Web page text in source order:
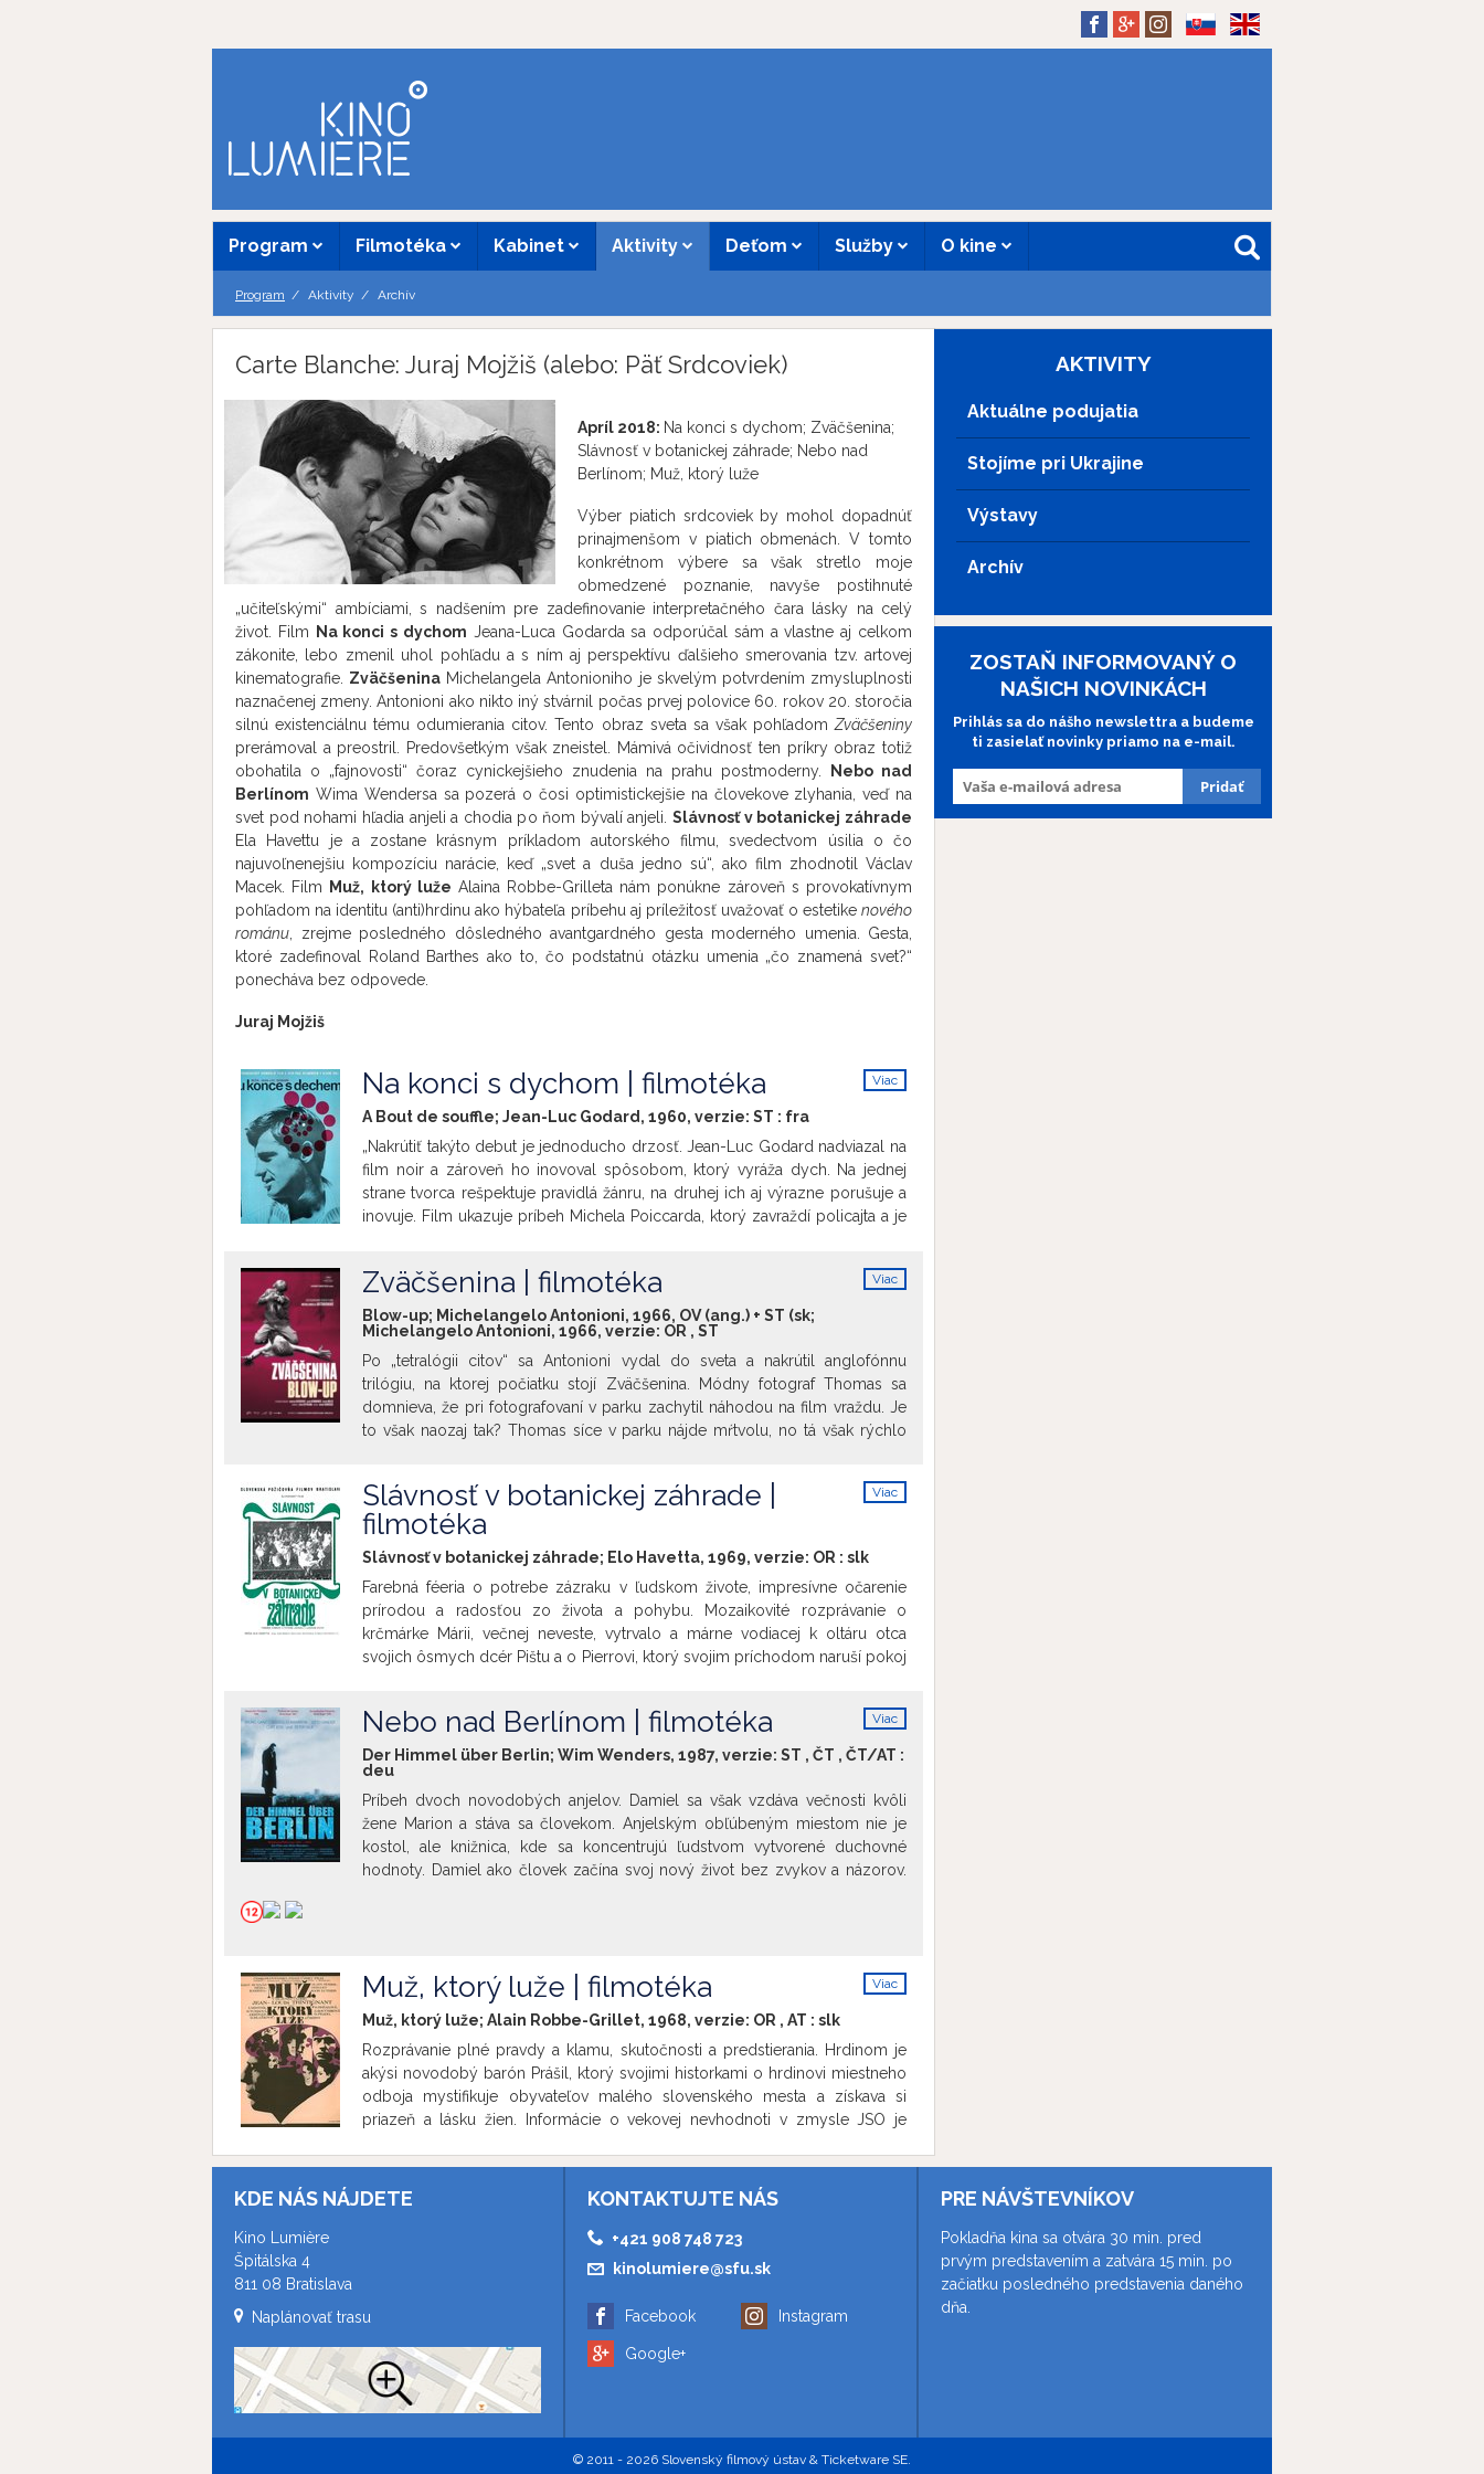
Program Filmotéka Kabinet Aktivity Deťom Služby O kine
Program Aktivity Archív
Carte Blanche: Juraj Mojžiš (alebo: Päť Srdcoviek)
Apríl 2018: Na konci s dychom; Zväčšenina;
Slávnosť v botanickej záhrade; Nebo nad
Berlínom; Muž, ktorý luže
Výber piatich srdcoviek by mohol dopadnúť
prinajmenšom v piatich obmenách. V tomto
konkrétnom výbere sa však stretlo moje
obmedzené poznanie, navyše postihnuté
„učiteľskými“ ambíciami, s nadšením pre zadefinovanie interpretačného čara lásky na celý
život. Film Na konci s dychom Jeana-Luca Godarda sa odporúčal sám a vlastne aj celkom
zákonite, lebo zmenil uhol pohľadu a s ním aj perspektívu ďalšieho smerovania tzv. artovej
kinematografie. Zväčšenina Michelangela Antonioniho je skvelým potvrdením zmysluplnosti
naznačenej zmeny. Antonioni ako nikto iný stvárnil počas prvej polovice 60. rokov 20. storočia
silnú existenciálnu tému odumierania citov. Tento obraz sveta sa však pohľadom Zväčšeniny
prerámoval a preostril. Predovšetkým však zneistel. Mámivá očividnosť ten príkry obraz totiž
obohatila o „fajnovosti“ čoraz cynickejšieho znudenia na prahu postmoderny.
Nebo nad
Berlínom Wima Wendersa sa pozerá o čosi optimistickejšie na človekove zlyhania, veď na
svet pod nohami hľadia anjeli a chodia po ňom bývalí anjeli.Slávnosť v botanickej záhrade
Ela Havettu je a zostane krásnym príkladom autorského filmu, svedectvom úsilia o čo
najuvoľnenejšiu kompozíciu narácie, keď „svet a duša jedno sú“, ako film zhodnotil Václav
Macek. Film
Muž, ktorý luže Alaina Robbe-Grilleta nám ponúkne zároveň s provokatívnym
pohľadom na identitu (anti)hrdinu ako hýbateľa príbehu aj príležitosť uvažovať o estetike nového
románu , zrejme posledného dôsledného avantgardného gesta moderného umenia. Gesta,
ktoré zadefinoval Roland Barthes ako to, čo podstatnú otázku umenia „čo znamená svet?“
ponecháva bez odpovede.
Juraj Mojžiš
Viac
Na konci s dychom | filmotéka
A Bout de souffle; Jean-Luc Godard, 1960, verzie: ST : fra
„Nakrútiť takýto debut je jednoducho drzosť. Jean-Luc Godard nadviazal na
film noir a zároveň ho inovoval spôsobom, ktorý vyráža dych. Na jednej
strane tvorca rešpektuje pravidlá žánru, na druhej ich aj výrazne porušuje a
inovuje. Film ukazuje príbeh Michela Poiccarda, ktorý zavraždí policajta a je
jej byte je niečo, čo divák tak často vo filme nevidí, pričom tento dialóg
jasne odkrýva nezáväznosť ich vzťahu. Napriek tomu vzťah nadobúda
dramatické rozmery a speje k tragickému koncu Michela."
Peter Michalovič Film uvádzame ako poctu nedávno zosnulému hercovi
Jean-Paul Belmondovi (9. 4. 1933 – 6. 9. 2021).
Viac
Zväčšenina | filmotéka
Blow-up; Michelangelo Antonioni, 1966, OV (ang.) + ST (sk;
Michelangelo Antonioni, 1966, verzie: OR , ST
Po „tetralógii citov“ sa Antonioni vydal do sveta a nakrútil anglofónnu
trilógiu, na ktorej počiatku stojí Zväčšenina. Módny fotograf Thomas sa
domnieva, že pri fotografovaní v parku zachytil náhodou na film vraždu. Je
to však naozaj tak? Thomas síce v parku nájde mŕtvolu, no tá však rýchlo
Antonionimu sa, takpovediac mimochodom, darí načrtnúť aj obraz Londýna
vo „swingujúcich“ šesťdesiatych rokoch. Film uvádzame pri príležitosti 80.
Viac
Slávnosť v botanickej záhrade |
filmotéka
Slávnosť v botanickej záhrade; Elo Havetta, 1969, verzie: OR : slk
Farebná féeria o potrebe zázraku v ľudskom živote, impresívne očarenie
prírodou a radosťou zo života a pohybu. Mozaikovité rozprávanie o
krčmárke Márii, večnej neveste, vytrvalo a márne vodiacej k oltáru otca
svojich ôsmych dcér Pištu a o Pierrovi, ktorý svojim príchodom naruší pokoj
vedúceho tvorivej skupiny Alberta Marenčina (26. 7. 1922 – 9. 3. 2019).
Viac
Nebo nad Berlínom | filmotéka
Der Himmel über Berlin; Wim Wenders, 1987, verzie: ST , ČT , ČT/AT :
deu
Príbeh dvoch novodobých anjelov. Damiel sa však vzdáva večnosti kvôli
žene Marion a stáva sa človekom. Anjelským obľúbeným miestom nie je
kostol, ale knižnica, kde sa koncentrujú ľudstvom vytvorené duchovné
hodnoty. Damiel ako človek začína svoj nový život bez zvykov a názorov.
Wenders získal na 40. MFF v Cannes Cenu za réžiu. Film uvádzame pri
príležitosti 80. narodenín režiséra Wima Wendersa (*14.8.1945)
Viac
Muž, ktorý luže | filmotéka
Muž, ktorý luže; Alain Robbe-Grillet, 1968, verzie: OR , AT : slk
Rozprávanie plné pravdy a klamu, skutočnosti a predstierania. Hrdinom je
akýsi novodobý barón Prášil, ktorý svojimi historkami o hrdinovi miestneho
odboja mystifikuje obyvateľov malého slovenského mesta a získava si
priazeň a lásku žien. Informácie o vekovej nevhodnoti v zmysle JSO je
AKTIVITY
Aktuálne podujatia
Stojíme pri Ukrajine
Výstavy
Archív
ZOSTAŇ INFORMOVANÝ O
NAŠICH NOVINKÁCH
Prihlás sa do nášho newslettra a budeme
ti zasielať novinky priamo na e-mail.
KDE NÁS NÁJDETE
Kino Lumière
Špitálska 4
811 08 Bratislava
Naplánovať trasu
KONTAKTUJTE NÁS
+421 908 748 723
kinolumiere@sfu.sk
Facebook
Google+
Instagram
PRE NÁVŠTEVNÍKOV
Pokladňa kina sa otvára 30 min. pred
prvým predstavením a zatvára 15 min. po
začiatku posledného predstavenia daného
dňa.
© 2011 - 2026 Slovenský filmový ústav & Ticketware SE.